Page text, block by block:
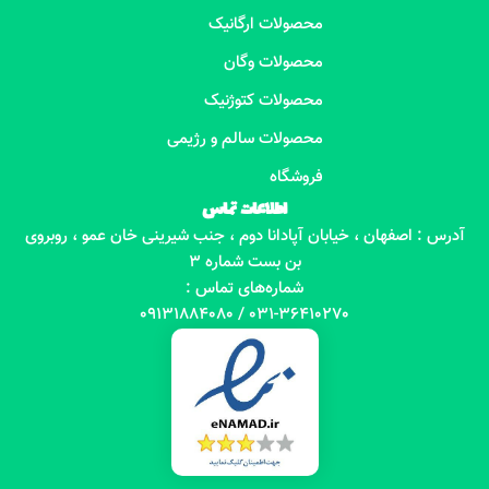
هر قسط 240.000 تومان
لوبیا سیاه آبگینه ـ 900 گرم